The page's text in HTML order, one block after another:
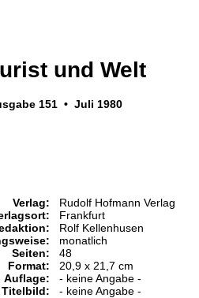
und Welt
151 • Juli 1980
Verlag:
Seiten:
Format:
Auflage:
Titelbild:
Rudolf Hofmann Verlag
Frankfurt
Rolf Kellenhusen
monatlich
48
20,9 x 21,7 cm
- keine Angabe -
- keine Angabe -